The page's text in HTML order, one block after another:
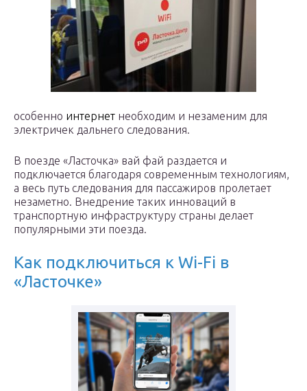
особенно интернет необходим и незаменим для
электричек дальнего следования.
В поезде «Ласточка» вай фай раздается и
подключается благодаря современным технологиям,
а весь путь следования для пассажиров пролетает
незаметно. Внедрение таких инноваций в
транспортную инфраструктуру страны делает
популярными эти поезда.
Как подключиться к Wi-Fi в
«Ласточке»